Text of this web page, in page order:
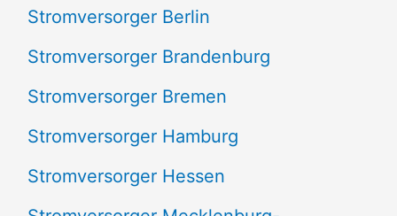
:Stromversorger Berlin
Stromversorger Brandenburg
Stromversorger Bremen
Stromversorger Hamburg
Stromversorger Hessen